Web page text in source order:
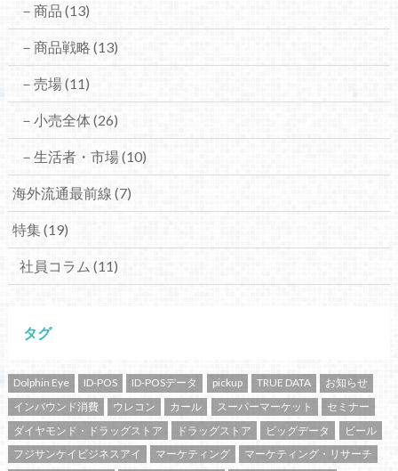
－商品 (13)
－商品戦略 (13)
－売場(11)
－小売全体 (26)
－生活者・市場(10)
海外流通最前線 (7)
特集(19)
社員コラム (11)
タグ
Dolphin Eye ID-POS ID-POSデータ pickup TRUE DATA
お知らせ
インバウンド消費
ウレコン カール スーパーマーケット
セミナー
ダイヤモンド・ドラッグストア
ドラッグストア ビッグデータ
ビール
フジサンケイビジネスアイ
マーケティング
マーケティング・リサーチ